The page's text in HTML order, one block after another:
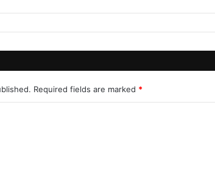
Required fields are marked *